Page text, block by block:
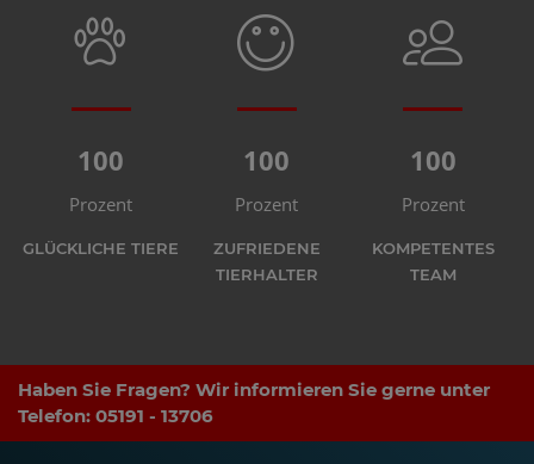
100
Prozent
GLÜCKLICHE TIERE
100
Prozent
ZUFRIEDENE
TIERHALTER
100
Prozent
KOMPETENTES
TEAM
Haben Sie Fragen? Wir informieren Sie gerne unter
Telefon: 05191 - 13706